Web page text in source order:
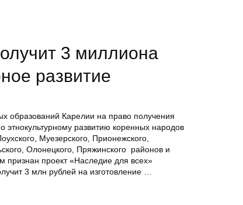
3 миллиона
развитие
образований Карелии на право получения
развитию коренных народов
Муезерского, Прионежского,
Олонецкого, Пряжинского районов и
признан проект «Наследие для всех»
3 млн рублей на изготовление …